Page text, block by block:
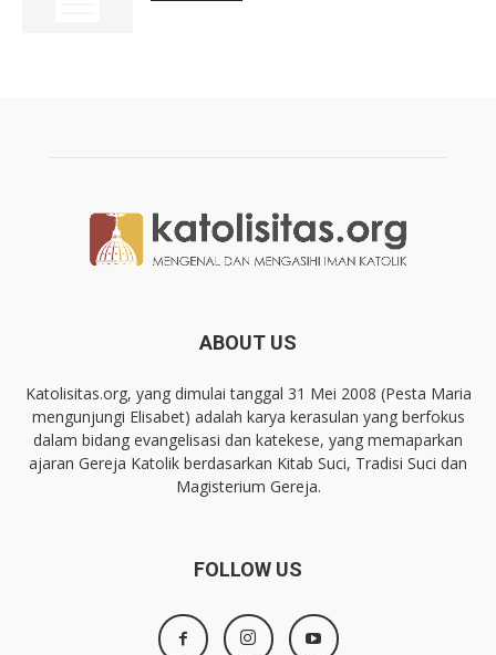
ABOUT US
Katolisitas.org, yang dimulai tanggal 31 Mei 2008 (Pesta Maria
mengunjungi Elisabet) adalah karya kerasulan yang berfokus
dalam bidang evangelisasi dan katekese, yang memaparkan
ajaran Gereja Katolik berdasarkan Kitab Suci, Tradisi Suci dan
Magisterium Gereja.
FOLLOW US